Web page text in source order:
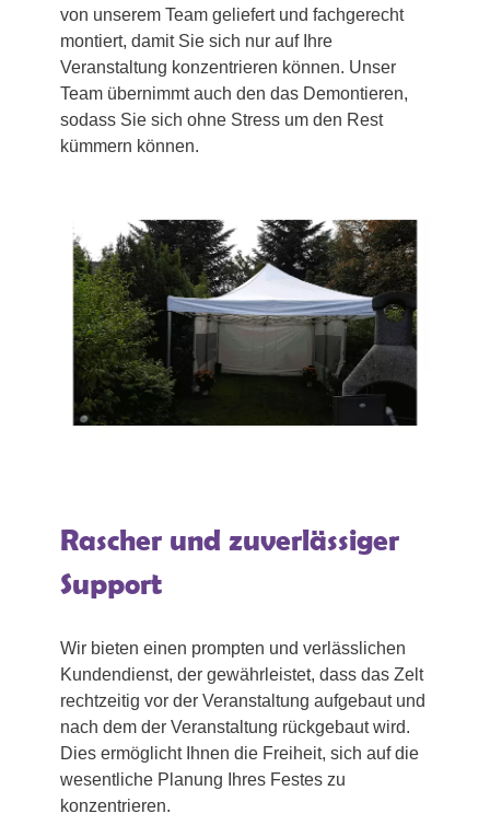
von unserem Team geliefert und fachgerecht
montiert, damit Sie sich nur auf Ihre
Veranstaltung konzentrieren können. Unser
Team übernimmt auch den das Demontieren,
sodass Sie sich ohne Stress um den Rest
kümmern können.
Rascher und zuverlässiger
Support
Wir bieten einen prompten und verlässlichen
Kundendienst, der gewährleistet, dass das Zelt
rechtzeitig vor der Veranstaltung aufgebaut und
nach dem der Veranstaltung rückgebaut wird.
Dies ermöglicht Ihnen die Freiheit, sich auf die
wesentliche Planung Ihres Festes zu
konzentrieren.